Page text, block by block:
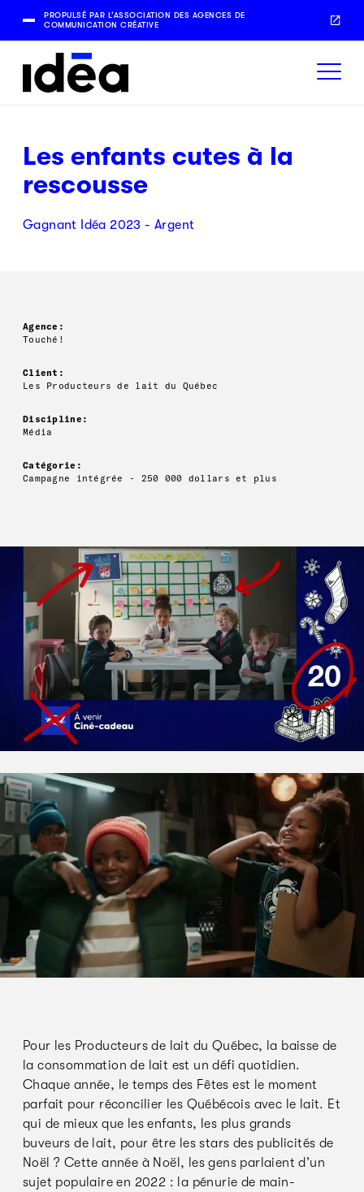
PROPULSÉ PAR L’ASSOCIATION DES AGENCES DE
COMMUNICATION CRÉATIVE
Les enfants cutes à la
rescousse
Gagnant Idéa 2023 - Argent
Agence:
Touché!
Client:
Les Producteurs de lait du Québec
Discipline:
Média
Catégorie:
Campagne intégrée - 250 000 dollars et plus
Pour les Producteurs de lait du Québec, la baisse de
la consommation de lait est un défi quotidien.
Chaque année, le temps des Fêtes est le moment
parfait pour réconcilier les Québécois avec le lait. Et
qui de mieux que les enfants, les plus grands
buveurs de lait, pour être les stars des publicités de
Noël ? Cette année à Noël, les gens parlaient d’un
sujet populaire en 2022 : la pénurie de main-